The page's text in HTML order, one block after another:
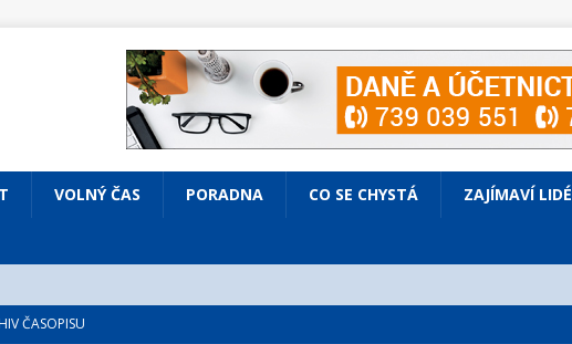
VOLNÝ ČAS PORADNA CO SE CHYSTÁ ZAJÍMAVÍ LIDÉ
ČASOPISU